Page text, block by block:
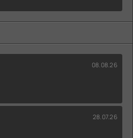
08.08.26
28.07.26